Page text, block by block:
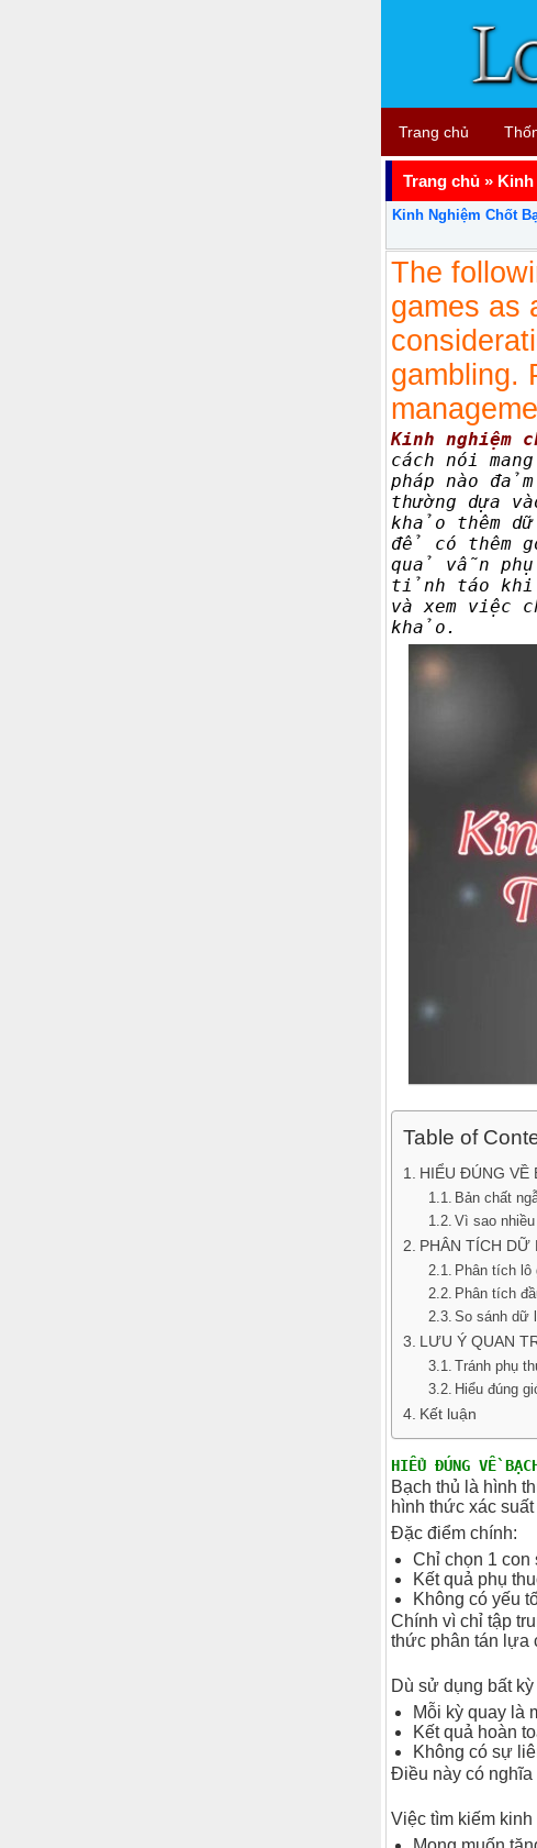
Trang chủ
Trang chủ »
Kinh Nghiệm Chốt
The
games as
gambling.
Kinh nghiệm
cách nói
pháp nào
thường dựa
khảo thêm
để có thêm
quả vẫn
tỉnh táo khi
và xem
khảo.
Table of
HIỂU ĐÚNG VỀ
Bản chất
Vì sao
PHÂN TÍCH DỮ
Phân tích lô
Phân tích
So sánh dữ
LƯU Ý QUAN
Tránh phụ
Hiểu đúng
Kết luận
HIỂU ĐÚNG VỀ
Bạch thủ là hình
hình thức xác
Đặc điểm chính:
Chỉ chọn 1 con
Kết quả phụ
Không có yếu
Chính vì chỉ tập
thức phân tán lựa
Dù sử dụng bất
Mỗi kỳ quay là
Kết quả hoàn
Không có sự
Điều này có nghĩa
Việc tìm kiếm